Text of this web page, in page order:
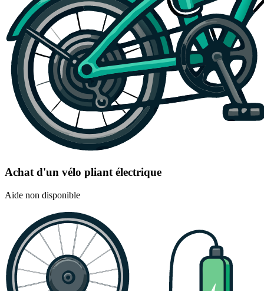
Achat d'un vélo pliant électrique
Aide non disponible